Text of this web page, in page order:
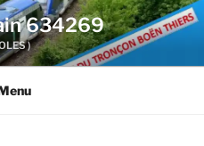
634269
)